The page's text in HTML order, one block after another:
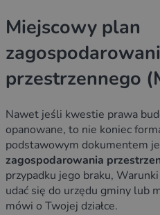
Miejscowy plan
przestrzennego
Nawet jeśli kwestie prawa
opanowane, to nie koniec
podstawowym dokumentem
zagospodarowania
przypadku jego braku,
udać się do urzędu gminy lub
mówi o Twojej działce.